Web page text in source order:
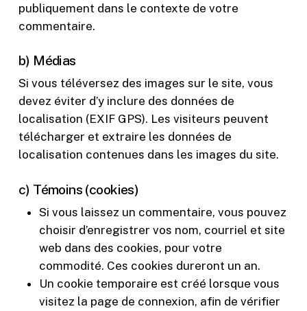
publiquement dans le contexte de votre
commentaire.
b) Médias
Si vous téléversez des images sur le site, vous
devez éviter d’y inclure des données de
localisation (EXIF GPS). Les visiteurs peuvent
télécharger et extraire les données de
localisation contenues dans les images du site.
c) Témoins (cookies)
Si vous laissez un commentaire, vous pouvez
choisir d’enregistrer vos nom, courriel et site
web dans des cookies, pour votre
commodité. Ces cookies dureront un an.
Un cookie temporaire est créé lorsque vous
visitez la page de connexion, afin de vérifier